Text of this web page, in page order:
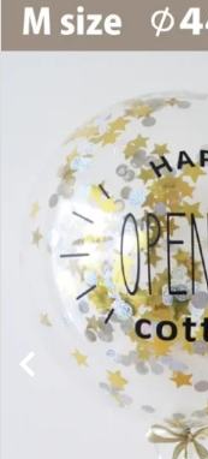
最近チェックした商品
ご利用シーンから探す
商品タイプから探す
価格から探す
コンテンツ
ガイドライン
ACCOUNT MENU